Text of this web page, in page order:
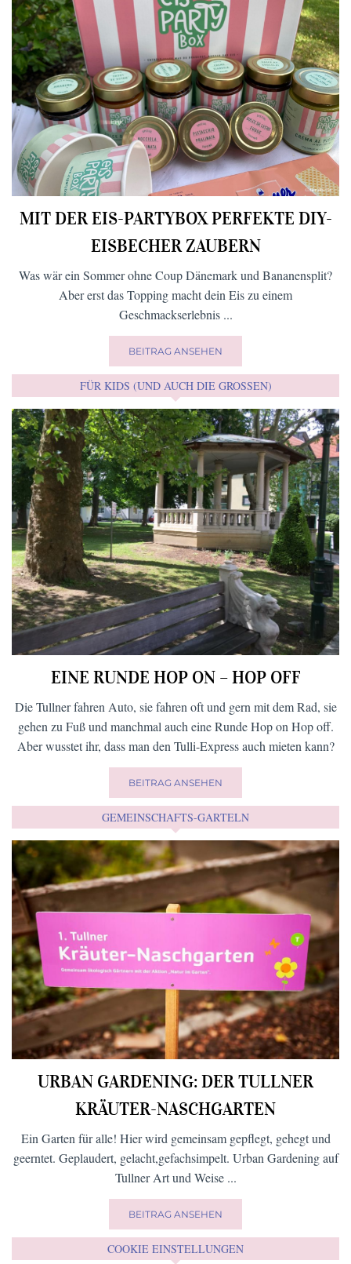
MIT DER EIS-PARTYBOX PERFEKTE DIY-
EISBECHER ZAUBERN
Was wär ein Sommer ohne Coup Dänemark und Bananensplit?
Aber erst das Topping macht dein Eis zu einem
Geschmackserlebnis ...
BEITRAG ANSEHEN
FÜR KIDS (UND AUCH DIE GROSSEN)
EINE RUNDE HOP ON – HOP OFF
Die Tullner fahren Auto, sie fahren oft und gern mit dem Rad, sie
gehen zu Fuß und manchmal auch eine Runde Hop on Hop off.
Aber wusstet ihr, dass man den Tulli-Express auch mieten kann?
BEITRAG ANSEHEN
GEMEINSCHAFTS-GARTELN
URBAN GARDENING: DER TULLNER
KRÄUTER-NASCHGARTEN
Ein Garten für alle! Hier wird gemeinsam gepflegt, gehegt und
geerntet. Geplaudert, gelacht,gefachsimpelt. Urban Gardening auf
Tullner Art und Weise ...
BEITRAG ANSEHEN
COOKIE EINSTELLUNGEN